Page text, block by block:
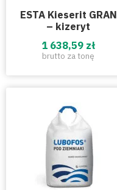
ESTA Kieserit GRAN
– kizeryt
1 638,59 zł
brutto za tonę